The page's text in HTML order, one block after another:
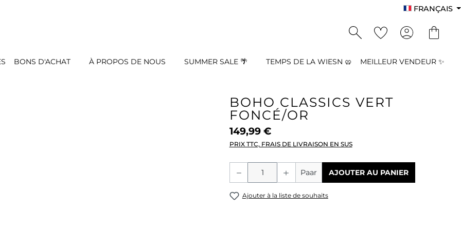
FRANÇAIS
BONS D'ACHAT À PROPOS DE NOUS SUMMER SALE 🌴 TEMPS DE LA WIESN 🥨 MEILLEUR VENDEUR ✨
BOHO CLASSICS VERT
FONCÉ/OR
149,99 €
PRIX TTC, FRAIS DE LIVRAISON EN SUS
Quantité de produit : Entrez la
Paar AJOUTER AU PANIER
Ajouter à la liste de souhaits